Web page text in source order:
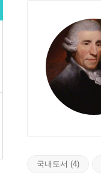
국내도서 (4)